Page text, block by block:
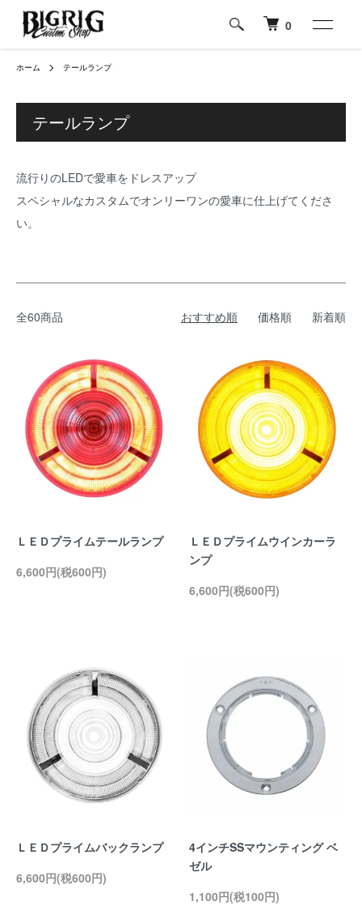
0
ホーム テールランプ
テールランプ
流行りのLEDで愛車をドレスアップ
スペシャルなカスタムでオンリーワンの愛車に仕上げてくださ
い。
全60商品 おすすめ順 価格順 新着順
ＬＥＤプライムテールランプ
6,600円(税600円)
ＬＥＤプライムウインカーラ
ンプ
6,600円(税600円)
ＬＥＤプライムバックランプ
6,600円(税600円)
4インチSSマウンティング ベ
ゼル
1,100円(税100円)